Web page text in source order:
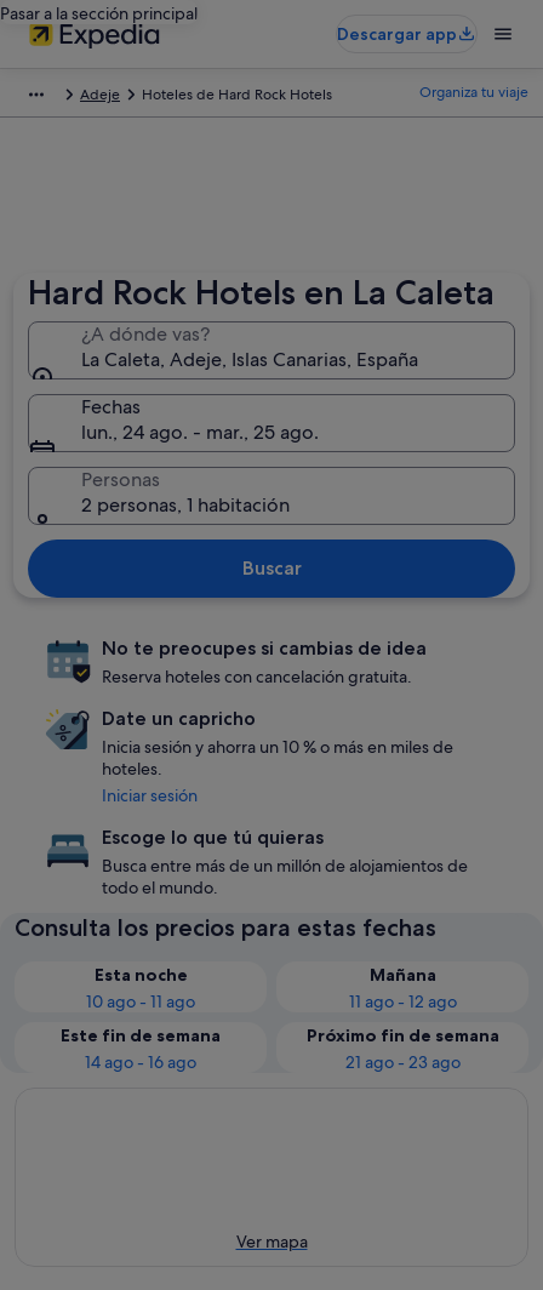
Pasar a la sección principal
Descargar app
Adeje Hoteles de Hard Rock Hotels Organiza tu viaje
Hard Rock Hotels en La Caleta
¿A dónde vas?
La Caleta, Adeje, Islas Canarias, España
Fechas
lun., 24 ago. - mar., 25 ago.
Personas
2 personas, 1 habitación
Buscar
No te preocupes si cambias de idea
Reserva hoteles con cancelación gratuita.
Date un capricho
Inicia sesión y ahorra un 10 % o más en miles de
hoteles.
Iniciar sesión
Escoge lo que tú quieras
Busca entre más de un millón de alojamientos de
todo el mundo.
Consulta los precios para estas fechas
Esta noche
10 ago - 11 ago
Mañana
11 ago - 12 ago
Este fin de semana
14 ago - 16 ago
Próximo fin de semana
21 ago - 23 ago
Ver mapa